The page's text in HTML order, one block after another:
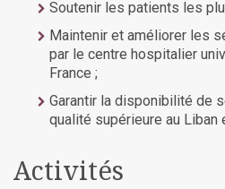
Soutenir les patients les
Maintenir et améliorer les
par le centre hospitalier
France ;
Garantir la disponibilité de
qualité supérieure au Liban
Activités